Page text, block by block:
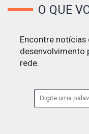
O QUE
Encontre
desenvolvimento
rede.